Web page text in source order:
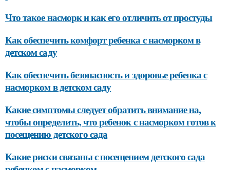
Что такое насморк и как его отличить от простуды
Как обеспечить комфорт ребенка с насморком в
детском саду
Как обеспечить безопасность и здоровье ребенка с
насморком в детском саду
Какие симптомы следует обратить внимание на,
чтобы определить, что ребенок с насморком готов к
посещению детского сада
Какие риски связаны с посещением детского сада